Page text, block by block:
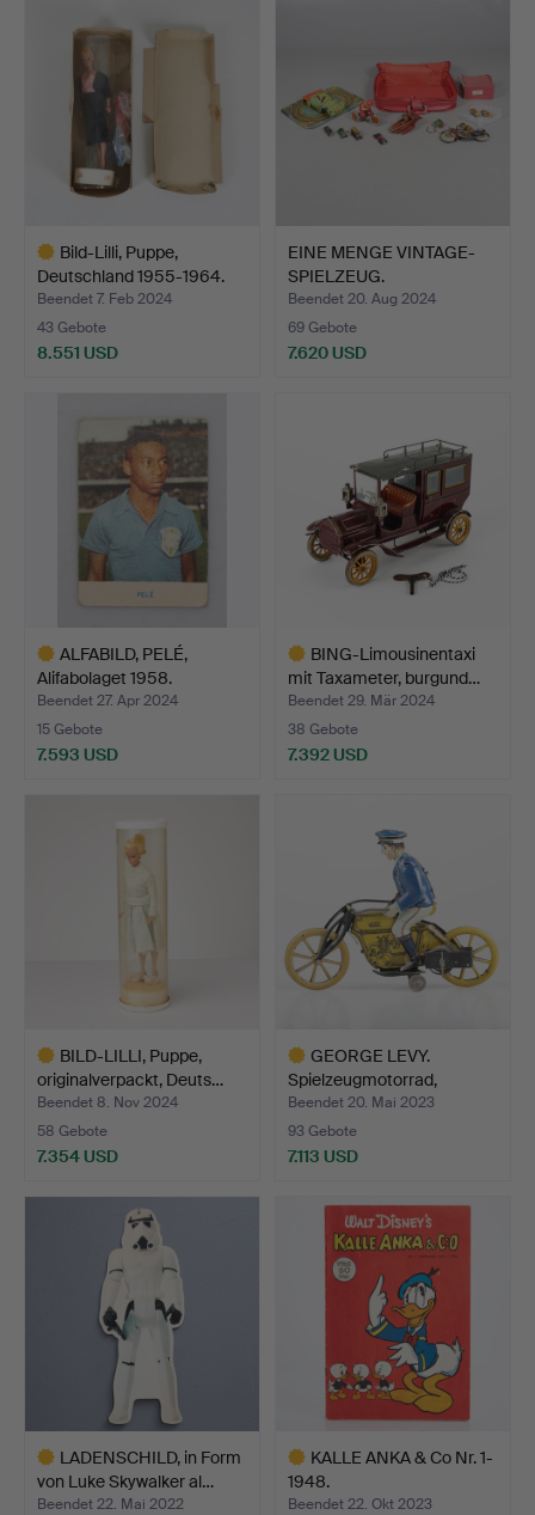
Bild-Lilli, Puppe,
Deutschland 1955-1964.
Beendet 7. Feb 2024
43 Gebote
8.551 USD
EINE MENGE VINTAGE-
SPIELZEUG.
Beendet 20. Aug 2024
69 Gebote
7.620 USD
ALFABILD, PELÉ,
Alifabolaget 1958.
Beendet 27. Apr 2024
15 Gebote
7.593 USD
BING-Limousinentaxi
mit Taxameter, burgund…
Beendet 29. Mär 2024
38 Gebote
7.392 USD
BILD-LILLI, Puppe,
originalverpackt, Deuts…
Beendet 8. Nov 2024
58 Gebote
7.354 USD
GEORGE LEVY.
Spielzeugmotorrad,
lithograph…
Beendet 20. Mai 2023
93 Gebote
7.113 USD
LADENSCHILD, in Form
von Luke Skywalker al…
Beendet 22. Mai 2022
KALLE ANKA & Co Nr. 1-
1948.
Beendet 22. Okt 2023